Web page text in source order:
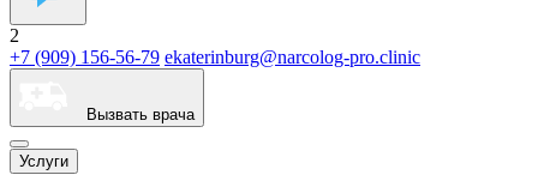
2
+7 (909) 156-56-79 ekaterinburg@narcolog-pro.clinic
Вызвать врача
Услуги